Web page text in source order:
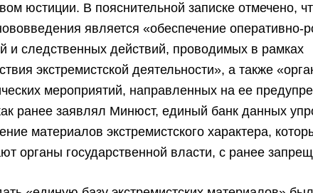
юстиции. В пояснительной записке отмечено,
является «обеспечение оперативно-
и следственных действий, проводимых в рамках
экстремистской деятельности», а также
мероприятий, направленных на ее
ранее заявлял Минюст, единый банк данных
материалов экстремистского характера,
органы государственной власти, с ранее